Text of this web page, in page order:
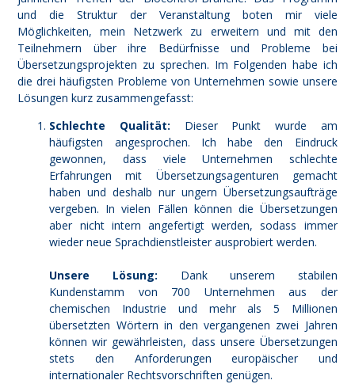
und die Struktur der Veranstaltung boten mir viele
Möglichkeiten, mein Netzwerk zu erweitern und mit den
Teilnehmern über ihre Bedürfnisse und Probleme bei
Übersetzungsprojekten zu sprechen. Im Folgenden habe ich
die drei häufigsten Probleme von Unternehmen sowie unsere
Lösungen kurz zusammengefasst:
Schlechte Qualität: Dieser Punkt wurde am
häufigsten angesprochen. Ich habe den Eindruck
gewonnen, dass viele Unternehmen schlechte
Erfahrungen mit Übersetzungsagenturen gemacht
haben und deshalb nur ungern Übersetzungsaufträge
vergeben. In vielen Fällen können die Übersetzungen
aber nicht intern angefertigt werden, sodass immer
wieder neue Sprachdienstleister ausprobiert werden.
Unsere Lösung: Dank unserem stabilen
Kundenstamm von 700 Unternehmen aus der
chemischen Industrie und mehr als 5 Millionen
übersetzten Wörtern in den vergangenen zwei Jahren
können wir gewährleisten, dass unsere Übersetzungen
stets den Anforderungen europäischer und
internationaler Rechtsvorschriften genügen.